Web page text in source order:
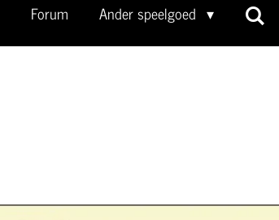
Forum Ander speelgoed